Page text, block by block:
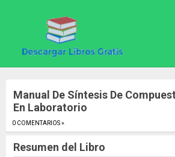
Manual De Síntesis De
En Laboratorio
0 COMENTARIOS ».
Resumen del Libro